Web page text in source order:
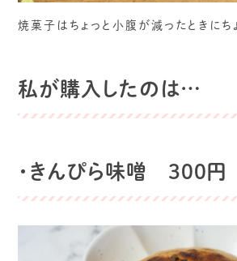
焼菓子はちょっと小腹が減ったときにち
私が購入したのは…
・きんぴら味噌 300円